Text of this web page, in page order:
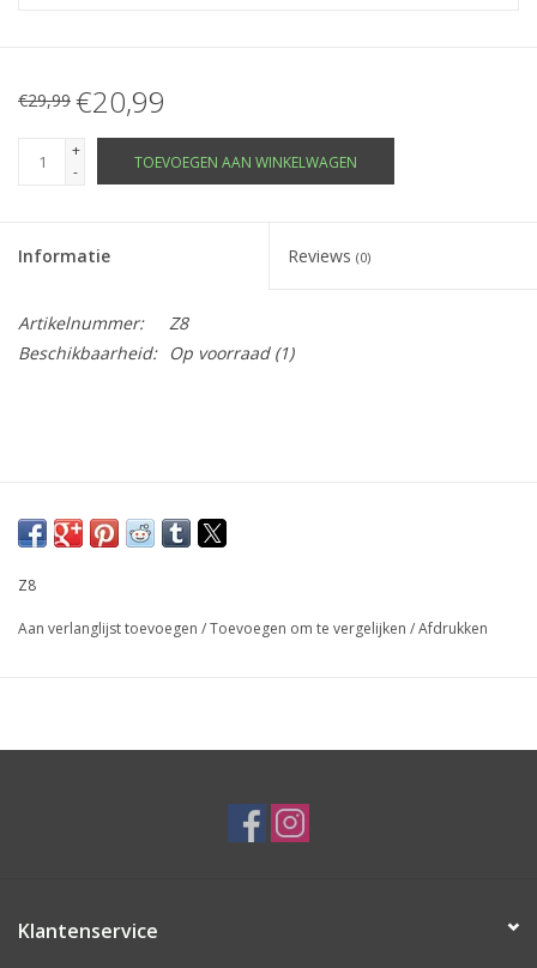
€29,99 €20,99
+
-
TOEVOEGEN AAN WINKELWAGEN
Informatie Reviews (0)
Artikelnummer:
Z8
Beschikbaarheid:
Op voorraad(1)
Z8
Aan verlanglijst toevoegen /Toevoegen om te vergelijken /Afdrukken
Klantenservice